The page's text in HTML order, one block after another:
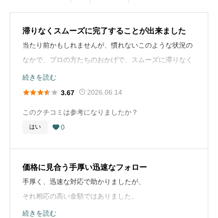
滞りなくスムーズに完了することが出来ました
当たり前かもしれませんが、慣れないこのような状況の
なかで、プロの方たちのおかげで、スムーズに滞りなく
出来ましたので、大変感謝しております。
病院にて、意識不明となり、医師の診断後、自宅へ運ば
れました。葬儀社へ連絡し、担当者がすぐに来てくれ、
故人を寝かせたりと細かい段取りも教えていただきまし
た。担当者が率先と動くかたちで通夜、火葬場で荼毘に
ふされ、葬儀、告別式が行われました。葬儀社の提案か
ら、故人の元気な時の写真を大きくしたパネルをエント
続きを読む
 3.67 2026.06.14
このクチコミは参考になりましたか？
はい  0
価格に見合う手厚い迅速なフォロー
手厚く、迅速な対応で助かりましたが、
それ相応の高い金額ではありました。
コスパを考えるとなかなか難しいと、
続きを読む